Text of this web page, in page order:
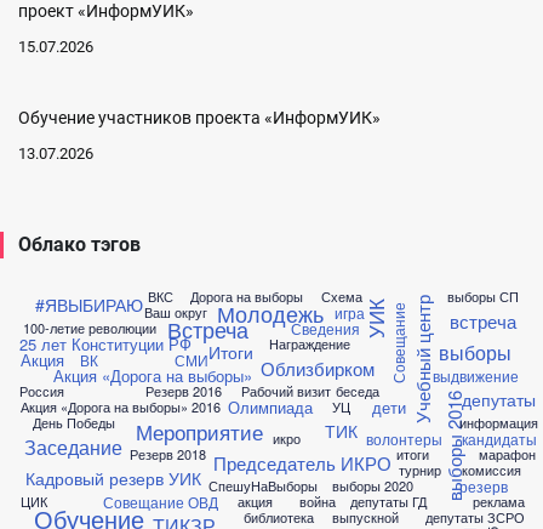
проект «ИнформУИК»
15.07.2026
Обучение участников проекта «ИнформУИК»
13.07.2026
Облако тэгов
#ЯВЫБИРАЮ
100-летие революции
25 лет Конституции РФ
Акция
Акция «Дорога на выборы»
Акция «Дорога на выборы» 2016
ВК
ВКС
Ваш округ
Встреча
День Победы
Дорога на выборы
Заседание
Итоги
Кадровый резерв УИК
Мероприятие
Молодежь
Награждение
Облизбирком
Обучение
Олимпиада
Председатель ИКРО
Рабочий визит
Резерв 2016
Резерв 2018
Россия
СМИ
Сведения Совещание
Совещание ОВД
СпешуНаВыборы
Схема
ТИК
УИК
УЦ Учебный центр
ЦИК акция
беседа
библиотека
война
волонтеры
встреча
выборы
выборы 2016
выборы 2020
выборы СП
выдвижение
выпускной
депутаты
депутаты ГД
депутаты ЗСРО
дети
игра
икро
информация
итоги
кандидаты
комиссия
марафон
резерв
реклама
турнир